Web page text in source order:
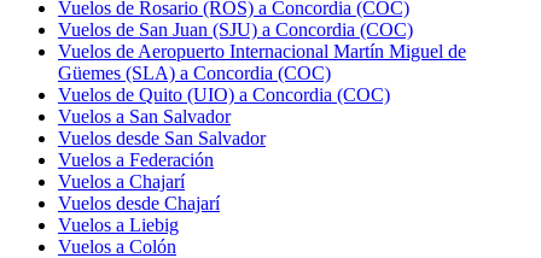
Vuelos de Rosario (ROS) a Concordia (COC)
Vuelos de San Juan (SJU) a Concordia (COC)
Vuelos de Aeropuerto Internacional Martín Miguel de
Güemes (SLA) a Concordia (COC)
Vuelos de Quito (UIO) a Concordia (COC)
Vuelos a San Salvador
Vuelos desde San Salvador
Vuelos a Federación
Vuelos a Chajarí
Vuelos desde Chajarí
Vuelos a Liebig
Vuelos a Colón